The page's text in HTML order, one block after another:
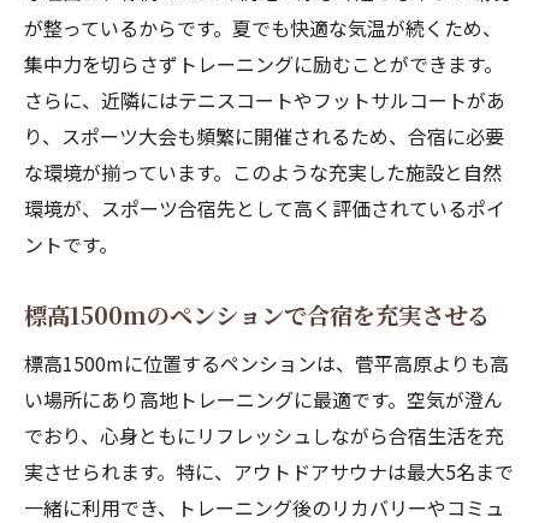
が整っているからです。夏でも快適な気温が続くため、
集中力を切らさずトレーニングに励むことができます。
さらに、近隣にはテニスコートやフットサルコートがあ
り、スポーツ大会も頻繁に開催されるため、合宿に必要
な環境が揃っています。このような充実した施設と自然
環境が、スポーツ合宿先として高く評価されているポイ
ントです。
標高1500mのペンションで合宿を充実させる
標高1500mに位置するペンションは、菅平高原よりも高
い場所にあり高地トレーニングに最適です。空気が澄ん
でおり、心身ともにリフレッシュしながら合宿生活を充
実させられます。特に、アウトドアサウナは最大5名まで
一緒に利用でき、トレーニング後のリカバリーやコミュ